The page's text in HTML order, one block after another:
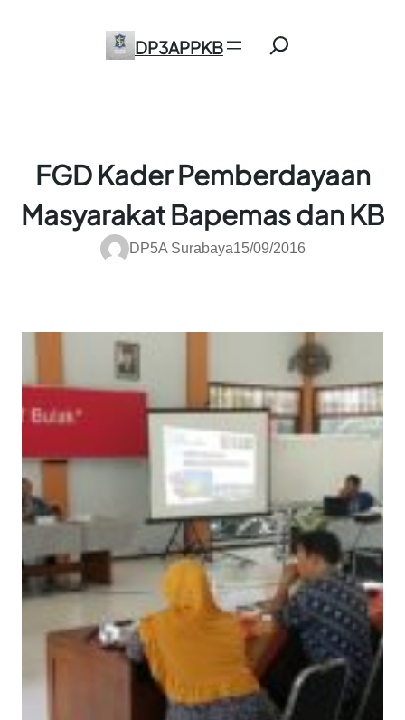
DP3APPKB
FGD Kader Pemberdayaan
Masyarakat Bapemas dan KB
DP5A Surabaya15/09/2016